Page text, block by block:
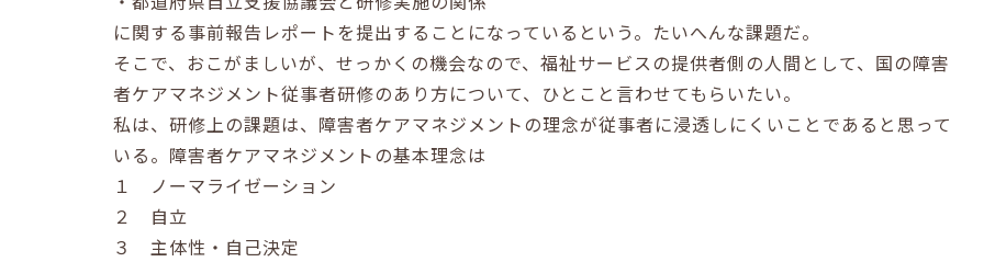
に関する事前報告レポートを提出することになっているという。たいへんな課題だ。
そこで、おこがましいが、せっかくの機会なので、福祉サービスの提供者側の人間として、国の障害
者ケアマネジメント従事者研修のあり方について、ひとこと言わせてもらいたい。
私は、研修上の課題は、障害者ケアマネジメントの理念が従事者に浸透しにくいことであると思って
いる。障害者ケアマネジメントの基本理念は
１ ノーマライゼーション
２ 自立
３ 主体性・自己決定